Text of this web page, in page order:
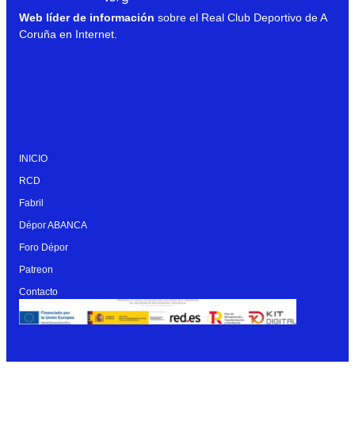
Web líder de información sobre el Real Club Deportivo de A
Coruña en Internet.
INICIO
RCD
Fabril
Dépor ABANCA
Foro Dépor
Patreon
Contacto